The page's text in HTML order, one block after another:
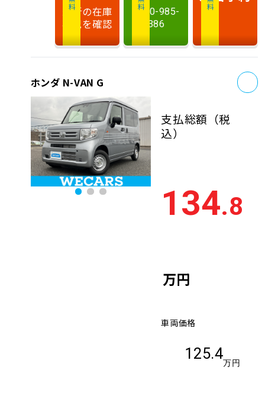
最新の在庫
状況を確認
0120-985-
386
ホンダ N-VAN G
支払総額 （税
込）
134.8
万円
車両価格
125.4
万円